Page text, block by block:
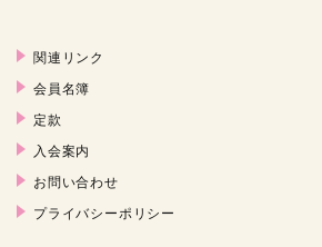
関連リンク
会員名簿
定款
入会案内
お問い合わせ
プライバシーポリシー